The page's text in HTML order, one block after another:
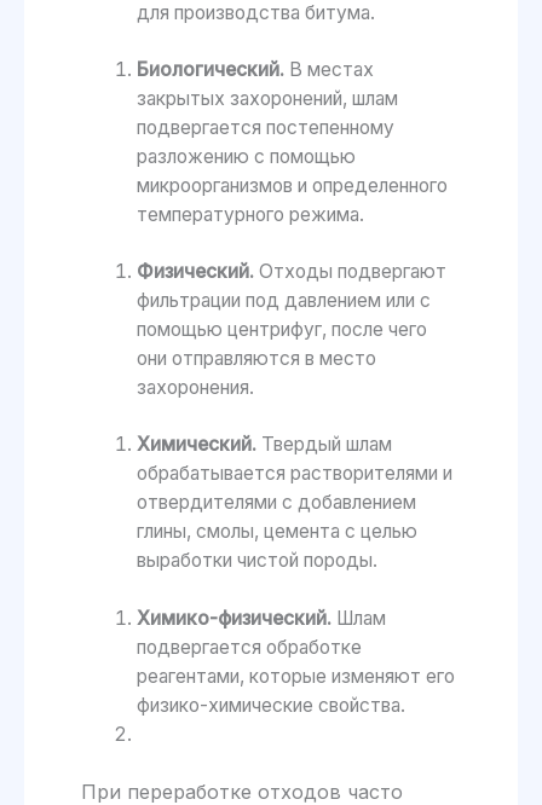
для производства битума.
Биологический. В местах
закрытых захоронений, шлам
подвергается постепенному
разложению с помощью
микроорганизмов и определенного
температурного режима.
Физический. Отходы подвергают
фильтрации под давлением или с
помощью центрифуг, после чего
они отправляются в место
захоронения.
Химический. Твердый шлам
обрабатывается растворителями и
отвердителями с добавлением
глины, смолы, цемента с целью
выработки чистой породы.
Химико-физический. Шлам
подвергается обработке
реагентами, которые изменяют его
физико-химические свойства.
При переработке отходов часто